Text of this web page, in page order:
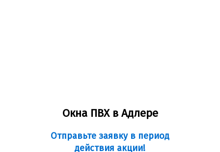
Окна ПВХ в Адлере
Отправьте заявку в период
действия акции!